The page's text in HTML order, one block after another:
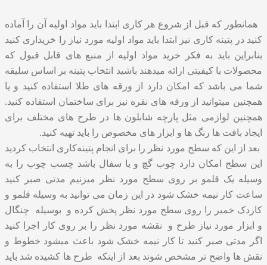
همانطور که قبل از شروع هر کاری ابتدا باید مواد اولیه آن را آماده
کنید در پتینه کاری نیز ابتدا باید مواد اولیه مورد نیاز را خریداری کنید
بنابراین باید به فکر خرید مواد اولیه از منبع های قابل قبول که
محصولات با کیفیتی ارائه میدهند باشید انتخاب پتینه بر اساس سلیقه
شما می باشد که امکان دارد از ورقه های طلا استفاده کنید و یا
همچنین میتوانید از ورقه های نقره نیز برای ساختمان استفاده کنید.
همچنین لوازمی مثل پارچه شابلون ها در طرح های مختلف برای
ایجاد بافت ها رنگ ها و ابزار های مخصوص را باید تهیه کنید.
بعد از این که سطح مورد نظر را برای انجام پتینه‌کاری انتخاب کردید
این سطح امکان دارد چوب گچ و یا سفال باشد چسب چوب را به
وسیله یک قلمو بر روی سطح مورد نظر میزنیم مدتی صبر کنید
ساعت کار نیمه خشک شود در این زمان می توانید به وسیله قلمو و
کاردک خمیر را روی سطح مورد نظر پخش کرده و بوسیله چنگال
و ابزار مورد نیاز طرح و نقشه مورد نظر را بر روی کار اجرا کنید
اگر مدتی صبر کنید تا کار نیمه خشک شود باعث میشود خطوط و
نقش ها واضح تر مشخص شوند بعد از اینکه طرح ها کشیده شد باید